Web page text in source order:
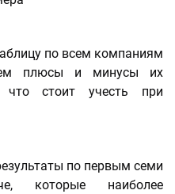
по всем компаниям
плюсы и минусы их
что стоит учесть при
по первым семи
которые наиболее